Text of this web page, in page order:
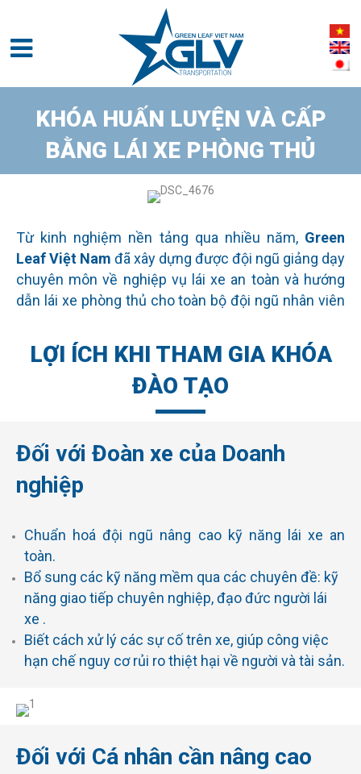
KHÓA HUẤN LUYỆN VÀ CẤP
BẰNG LÁI XE PHÒNG THỦ
Từ kinh nghiệm nền tảng qua nhiều năm, Green
Leaf Việt Nam đã xây dựng được đội ngũ giảng dạy
chuyên môn về nghiệp vụ lái xe an toàn và hướng
dẫn lái xe phòng thủ cho toàn bộ đội ngũ nhân viên
Đồng thời, chúng tôi đã liên kết với các đơn vị cùng
các giảng viên cao cấp trong và ngoài nước, huấn
luyện và cấp các chứng chỉ cao cấp như :
Lái xe chuyên nghiệp, Sơ cấp cứu,
An toàn nhà máy.
Ngoài việc nâng cao kỹ thuật lái xe, Giấy chứng
yêu cầu bắt buộc, khi làm việc tại doanh nghiệp
nước ngoài và có giá trị sử dụng trên toàn quốc.
LỢI ÍCH KHI THAM GIA KHÓA
ĐÀO TẠO
Đối với Đoàn xe của Doanh
nghiệp
Chuẩn hoá đội ngũ nâng cao kỹ năng lái xe an
toàn.
Bổ sung các kỹ năng mềm qua các chuyên đề: kỹ
năng giao tiếp chuyên nghiệp, đạo đức người lái
xe .
Biết cách xử lý các sự cố trên xe, giúp công việc
hạn chế nguy cơ rủi ro thiệt hại về người và tài sản.
Đối với Cá nhân cần nâng cao